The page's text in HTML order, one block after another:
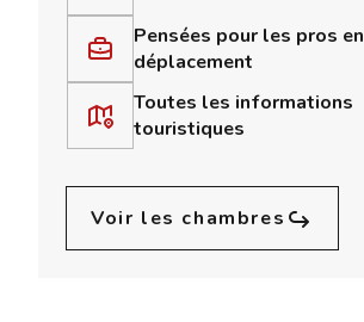
Pensées pour les pros en
déplacement
Toutes les informations
touristiques
Voir les chambres